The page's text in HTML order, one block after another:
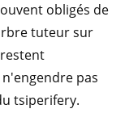
obligés de
tuteur sur
pas
tsiperifery.